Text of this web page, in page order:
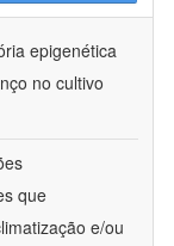
epigenética
no cultivo
que
e/ou